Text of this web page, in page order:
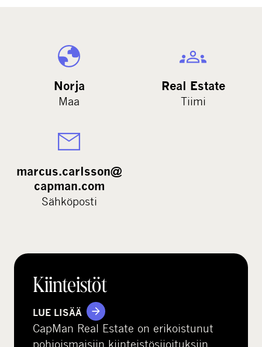
Norja
Maa
Real Estate
Tiimi
marcus.carlsson@
capman.com
Sähköposti
Kiinteistöt
LUE LISÄÄ
CapMan Real Estate on erikoistunut
pohjoismaisiin kiinteistösijoituksiin.